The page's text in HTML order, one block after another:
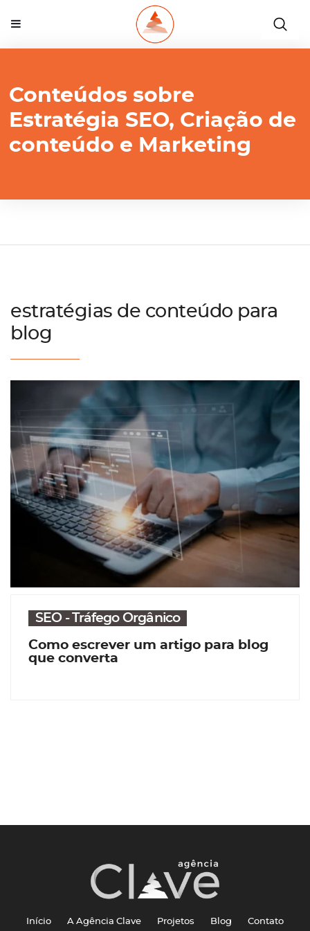
Conteúdos sobre
Estratégia SEO, Criação de
conteúdo e Marketing
estratégias de conteúdo para
blog
SEO - Tráfego Orgânico
Como escrever um artigo para blog
que converta
Início A Agência Clave Projetos Blog Contato